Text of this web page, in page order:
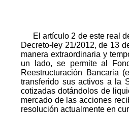
El artículo 2 de este real
Decreto-ley 21/2012, de 13
manera extraordinaria y
un lado, se permite al
Reestructuración Bancaria
transferido sus activos a la
cotizadas dotándolos de
mercado de las acciones
resolución actualmente en